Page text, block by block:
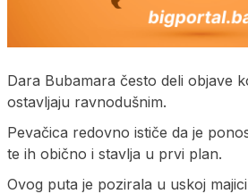
Dara Bubamara često deli objave
ostavljaju ravnodušnim.
Pevačica redovno ističe da je
te ih obično i stavlja u prvi plan.
Ovog puta je pozirala u uskoj